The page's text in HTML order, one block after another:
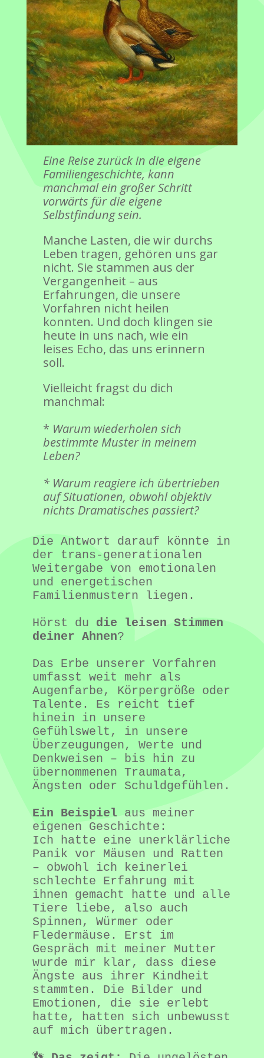
Eine Reise zurück in die eigene
Familiengeschichte, kann
manchmal ein großer Schritt
vorwärts für die eigene
Selbstfindung sein.
Manche Lasten, die wir durchs
Leben tragen, gehören uns gar
nicht. Sie stammen aus der
Vergangenheit – aus
Erfahrungen, die unsere
Vorfahren nicht heilen
konnten. Und doch klingen sie
heute in uns nach, wie ein
leises Echo, das uns erinnern
soll.
Vielleicht fragst du dich
manchmal:
* Warum wiederholen sich
bestimmte Muster in meinem
Leben?
* Warum reagiere ich übertrieben
auf Situationen, obwohl objektiv
nichts Dramatisches passiert?
Die Antwort darauf könnte in
der trans-generationalen
Weitergabe von emotionalen
und energetischen
Familienmustern liegen.
Hörst du die leisen Stimmen
deiner Ahnen?
Das Erbe unserer Vorfahren
umfasst weit mehr als
Augenfarbe, Körpergröße oder
Talente. Es reicht tief
hinein in unsere
Gefühlswelt, in unsere
Überzeugungen, Werte und
Denkweisen – bis hin zu
übernommenen Traumata,
Ängsten oder Schuldgefühlen.
Ein Beispiel aus meiner
eigenen Geschichte:
Ich hatte eine unerklärliche
Panik vor Mäusen und Ratten
– obwohl ich keinerlei
schlechte Erfahrung mit
ihnen gemacht hatte und alle
Tiere liebe, also auch
Spinnen, Würmer oder
Fledermäuse. Erst im
Gespräch mit meiner Mutter
wurde mir klar, dass diese
Ängste aus ihrer Kindheit
stammten. Die Bilder und
Emotionen, die sie erlebt
hatte, hatten sich unbewusst
auf mich übertragen.